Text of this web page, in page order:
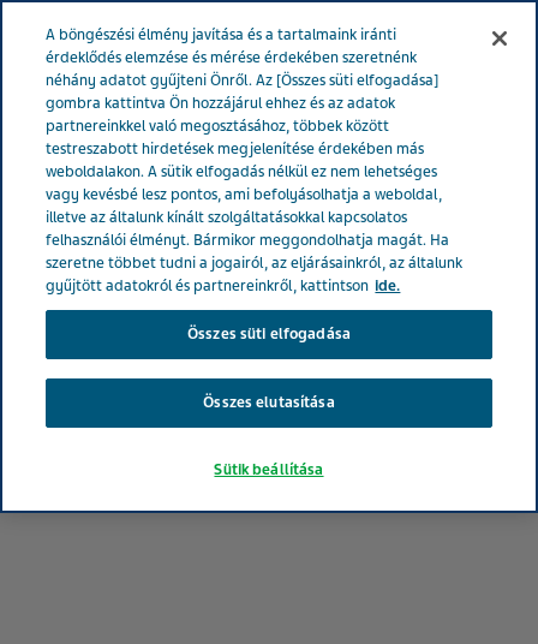
Magyarország Hírek és média Latest news
mérföldkő a Teva és a Debreceni Egyetem együttműködésében
Újabb mérföldkő a Teva és a
Debreceni Egyetem
együttműködésében
A böngészési élmény javítása és a tartalmaink iránti
érdeklődés elemzése és mérése érdekében szeretnénk
néhány adatot gyűjteni Önről. Az [Összes süti elfogadása]
gombra kattintva Ön hozzájárul ehhez és az adatok
partnereinkkel való megosztásához, többek között
testreszabott hirdetések megjelenítése érdekében más
weboldalakon. A sütik elfogadás nélkül ez nem lehetséges
vagy kevésbé lesz pontos, ami befolyásolhatja a weboldal,
illetve az általunk kínált szolgáltatásokkal kapcsolatos
felhasználói élményt. Bármikor meggondolhatja magát. Ha
szeretne többet tudni a jogairól, az eljárásainkról, az általunk
gyűjtött adatokról és partnereinkről, kattintson ide.
Összes süti elfogadása
Összes elutasítása
Sütik beállítása